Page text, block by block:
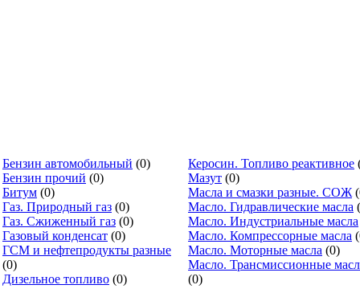
Бензин автомобильный (0)
Бензин прочий (0)
Битум (0)
Газ. Природный газ (0)
Газ. Сжиженный газ (0)
Газовый конденсат (0)
ГСМ и нефтепродукты разные
(0)
Дизельное топливо (0)
Керосин. Топливо реактивное
Мазут (0)
Масла и смазки разные. СОЖ
Масло. Гидравлические масла
Масло. Индустриальные масла
Масло. Компрессорные масла
Масло. Моторные масла (0)
Масло. Трансмиссионные
(0)